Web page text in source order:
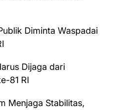
Diminta Waspadai
Dijaga dari
81 RI
Menjaga Stabilitas,